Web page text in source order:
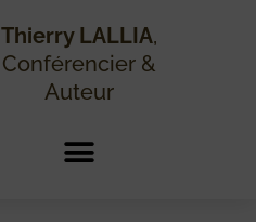
Thierry LALLIA,
Conférencier &
Auteur